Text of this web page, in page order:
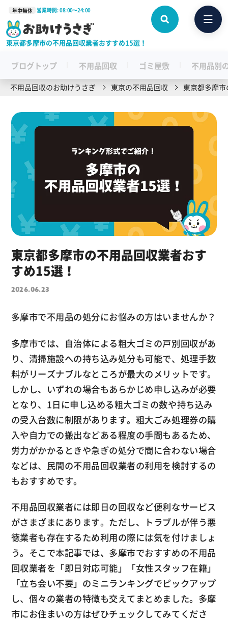
年中無休 営業時間: 08:00〜24:00
東京都多摩市の不用品回収業者おすすめ15選！
ブログトップ 不用品回収 ゴミ屋敷 不用品別
不用品回収のお助けうさぎ 東京の不用品回収 東京都多摩
東京都多摩市の不用品回収業者おす
すめ15選！
2026.06.23
多摩市で不用品の処分にお悩みの方はいませんか？
多摩市では、自治体による粗大ゴミの戸別回収があ
り、清掃施設への持ち込み処分も可能で、処理手数
料がリーズナブルなところが最大のメリットです。
しかし、いずれの場合もあらかじめ申し込みが必要
となり、1日に申し込める粗大ゴミの数や持ち込み
の受入台数に制限があります。粗大ごみ処理券の購
入や自力での搬出などある程度の手間もあるため、
労力がかかるときや急ぎの処分で間に合わない場合
などは、民間の不用品回収業者の利用を検討するの
もおすすめです。
不用品回収業者には即日の回収など便利なサービス
がさまざまにあります。ただし、トラブルが伴う悪
徳業者も存在するため利用の際には気を付けましょ
う。そこで本記事では、多摩市でおすすめの不用品
回収業者を「即日対応可能」「女性スタッフ在籍」
「立ち会い不要」のミニランキングでピックアップ
し、個々の業者の特徴も交えてまとめました。多摩
市にお住まいの方はぜひチェックしてみてくださ